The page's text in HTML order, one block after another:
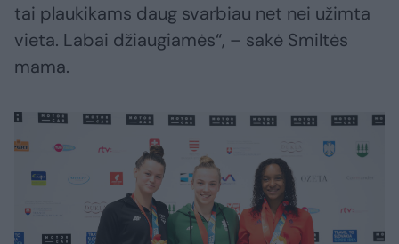
tai plaukikams daug svarbiau net nei užimta
vieta. Labai džiaugiamės“, – sakė Smiltės
mama.